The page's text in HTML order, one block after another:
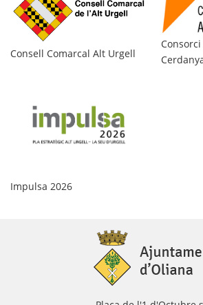
Consell Comarcal Alt Urgell
Impulsa 2026